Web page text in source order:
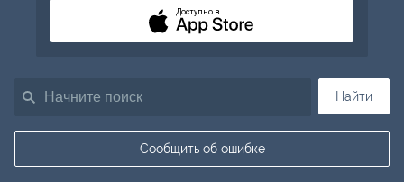
Найти
Сообщить об ошибке
Доступно в